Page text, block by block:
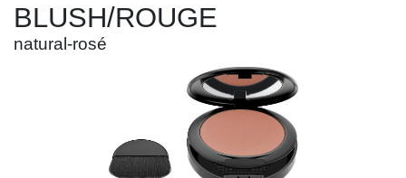
BLUSH/ROUGE
natural-rosé